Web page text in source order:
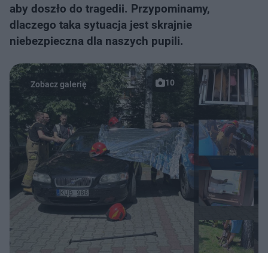
aby doszło do tragedii. Przypominamy,
dlaczego taka sytuacja jest skrajnie
niebezpieczna dla naszych pupili.
10